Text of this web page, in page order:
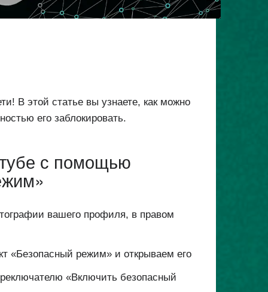
В этой статье вы узнаете, как можно
его заблокировать.
с помощью
вашего профиля, в правом
«Безопасный режим» и открываем его
«Включить безопасный